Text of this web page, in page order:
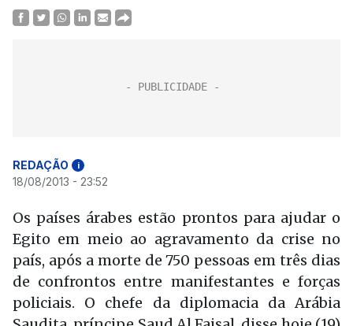
REDAÇÃO i
18/08/2013 - 23:52
Os países árabes estão prontos para ajudar o
Egito em meio ao agravamento da crise no
país, após a morte de 750 pessoas em três dias
de confrontos entre manifestantes e forças
policiais. O chefe da diplomacia da Arábia